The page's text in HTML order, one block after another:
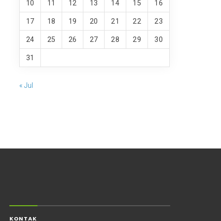
10 11 12 13 14 15 16
17 18 19 20 21 22 23
24 25 26 27 28 29 30
31
« Jul
KONTAK